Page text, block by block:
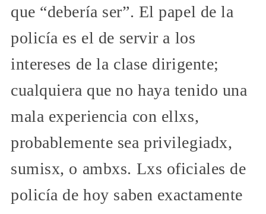
que “debería ser”. El papel de la
policía es el de servir a los
intereses de la clase dirigente;
cualquiera que no haya tenido una
mala experiencia con ellxs,
probablemente sea privilegiadx,
sumisx, o ambxs. Lxs oficiales de
policía de hoy saben exactamente